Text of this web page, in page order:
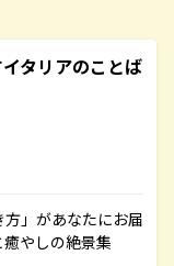
タリアのことば
」があなたにお届
やしの絶景集